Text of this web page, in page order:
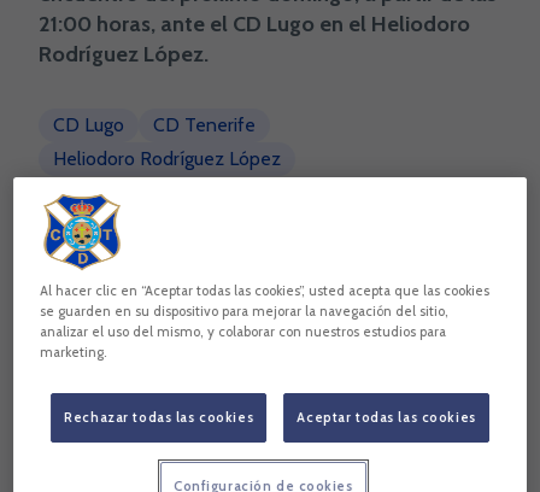
21:00 horas, ante el CD Lugo en el Heliodoro
Rodríguez López.
CD Lugo
CD Tenerife
Heliodoro Rodríguez López
Copiar enlace
Al hacer clic en “Aceptar todas las cookies”, usted acepta que las cookies
se guarden en su dispositivo para mejorar la navegación del sitio,
analizar el uso del mismo, y colaborar con nuestros estudios para
marketing.
Rechazar todas las cookies Aceptar todas las cookies
Configuración de cookies